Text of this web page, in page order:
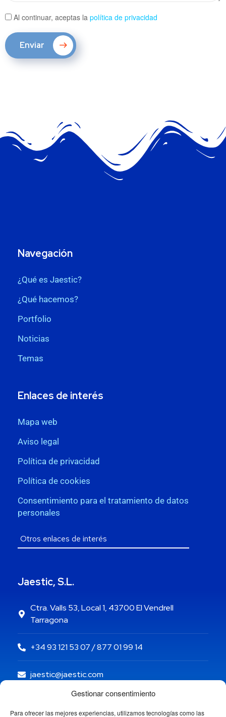
Gestionar consentimiento
Para ofrecer las mejores experiencias, utilizamos tecnologías como las
Al continuar, aceptas la política de privacidad
Enviar
Navegación
¿Qué es Jaestic?
¿Qué hacemos?
Portfolio
Noticias
Temas
Enlaces de interés
Mapa web
Aviso legal
Política de privacidad
Política de cookies
Consentimiento para el tratamiento de datos
personales
Jaestic, S.L.
Ctra. Valls 53, Local 1, 43700 El Vendrell
Tarragona
+34 93 121 53 07 / 877 01 99 14
jaestic@jaestic.com